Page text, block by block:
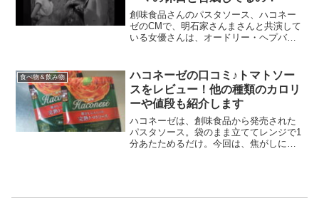
創味食品さんのパスタソース、ハコネー
ゼのCMで、明石家さんまさんと共演して
いる女優さんは、オードリー・ヘプバー
します。なぜローマの休日と合成された
かという理由は、ハコネーゼのコンセプ
トにあるようです。
食べ物＆飲み物
ハコネーゼの口コミ♪トマトソー
スをレビュー！他の種類のカロリ
ーや値段も紹介します
ハコネーゼは、創味食品から発売された
パスタソース。袋のまま立ててレンジで1
分あたためるだけ。今回は、焦がしにん
考になれば幸いです。